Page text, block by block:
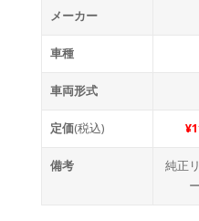
メーカー
車種
車両形式
定価(税込)
備考
純正